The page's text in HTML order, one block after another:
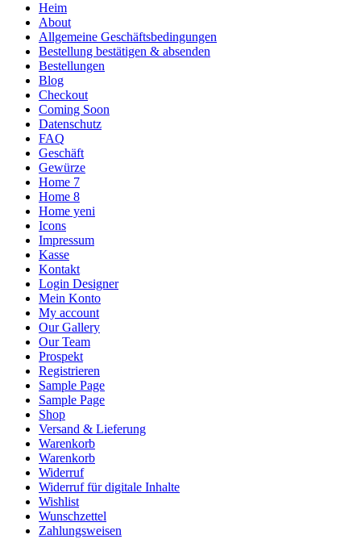
Heim
About
Allgemeine Geschäftsbedingungen
Bestellung bestätigen & absenden
Bestellungen
Blog
Checkout
Coming Soon
Datenschutz
FAQ
Geschäft
Gewürze
Home 7
Home 8
Home yeni
Icons
Impressum
Kasse
Kontakt
Login Designer
Mein Konto
My account
Our Gallery
Our Team
Prospekt
Registrieren
Sample Page
Sample Page
Shop
Versand & Lieferung
Warenkorb
Warenkorb
Widerruf
Widerruf für digitale Inhalte
Wishlist
Wunschzettel
Zahlungsweisen